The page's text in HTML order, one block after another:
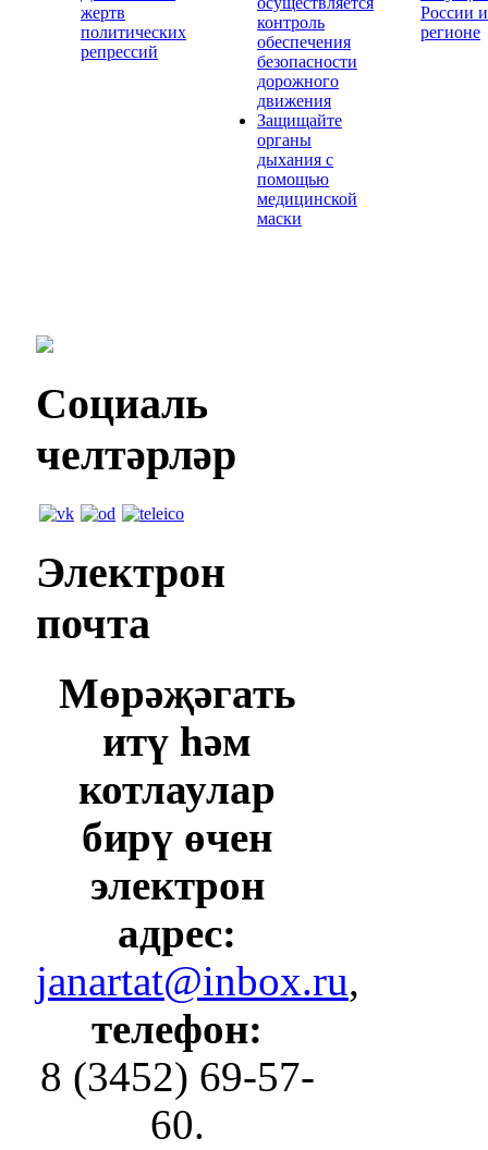
жертв
политических
репрессий
контроль
обеспечения
безопасности
дорожного
движения
Защищайте
органы
дыхания с
помощью
медицинской
маски
России
регионе
Социаль
челтәрләр
Электрон
почта
Мөрәҗәгать
итү һәм
котлаулар
бирү өчен
электрон
адрес:
janartat@inbox.ru,
телефон:
8 (3452) 69-57-
60.